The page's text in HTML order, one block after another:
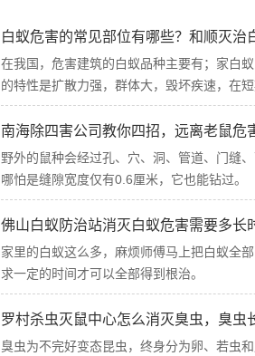
白蚁危害的常见部位有哪些？和顺灭治
在我国，危害建筑的白蚁品种主要有；家白
的特性是扩散力强，群体大，毁坏疾速，在
南海除四害公司教你四招，远离老鼠危
野外的鼠种会经过孔、穴、洞、管道、门缝
哪怕是缝隙宽度仅有0.6厘米，它也能钻过。
佛山白蚁防治站消灭白蚁危害需要多长
家里的白蚁这么多，麻烦师傅马上把白蚁全
求一定的时间才可以全部得到根治。
罗村杀虫灭鼠中心怎么消灭臭虫，臭虫
臭虫为不完好变态昆虫，终身分为卵、若虫